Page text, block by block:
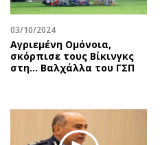
Κύπρος
Ελλάδα
Διεθνή
Κληρώσεις Allwyn
Οικονομία
Real Estate
03/10/2024
Αγριεμένη Ομόνοια,
σκόρπισε τους Βίκινγκς
στη… Βαλχάλλα του ΓΣΠ